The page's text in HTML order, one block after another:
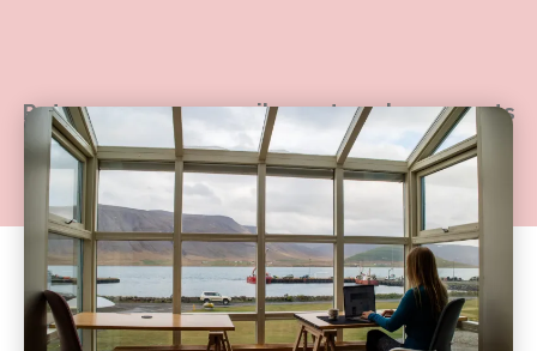
Retrouvez nos conseils sur tous les aspects
du télétravail :